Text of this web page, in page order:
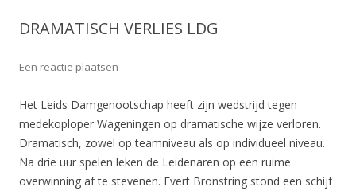
DRAMATISCH VERLIES LDG
Een reactie plaatsen
Het Leids Damgenootschap heeft zijn wedstrijd tegen
medekoploper Wageningen op dramatische wijze verloren.
Dramatisch, zowel op teamniveau als op individueel niveau.
Na drie uur spelen leken de Leidenaren op een ruime
overwinning af te stevenen. Evert Bronstring stond een schijf